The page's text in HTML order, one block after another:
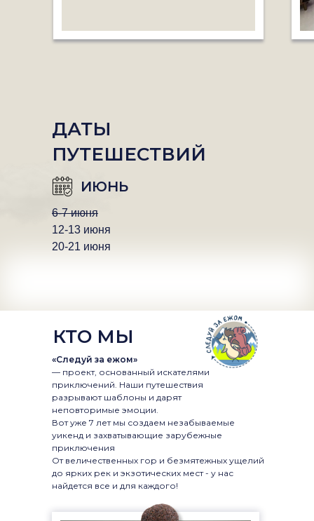
ДАТЫ
ПУТЕШЕСТВИЙ
ИЮНЬ
6-7 июня
12-13 июня
20-21 июня
КТО МЫ
«Следуй за ежом»
— проект, основанный искателями
приключений. Наши путешествия
разрывают шаблоны и дарят
неповторимые эмоции.
Вот уже 7 лет мы создаем незабываемые
уикенд и захватывающие зарубежные
приключения
От величественных гор и безмятежных ущелий
до ярких рек и экзотических мест - у нас
найдется все и для каждого!